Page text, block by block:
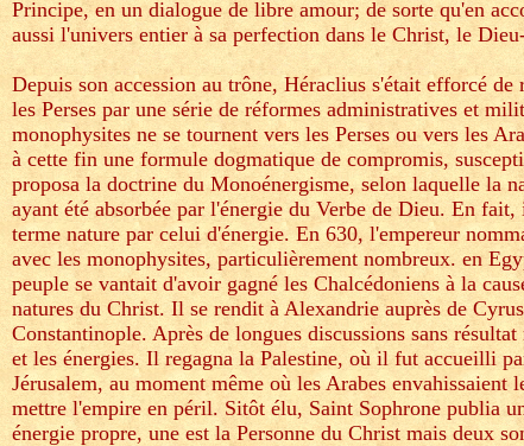
Principe, en un dialogue de libre amour; de sorte qu'en
aussi l'univers entier à sa perfection dans le Christ, le
Depuis son accession au trône, Héraclius s'était efforcé
les Perses par une série de réformes administratives et
monophysites ne se tournent vers les Perses ou vers les
à cette fin une formule dogmatique de compromis,
proposa la doctrine du Monoénergisme, selon laquelle la
ayant été absorbée par l'énergie du Verbe de Dieu. En
terme nature par celui d'énergie. En 630, l'empereur
avec les monophysites, particulièrement nombreux. en
peuple se vantait d'avoir gagné les Chalcédoniens à la
natures du Christ. Il se rendit à Alexandrie auprès de
Constantinople. Après de longues discussions sans
et les énergies. Il regagna la Palestine, où il fut accueilli
Jérusalem, au moment même où les Arabes
mettre l'empire en péril. Sitôt élu, Saint Sophrone publia
énergie propre, une est la Personne du Christ mais deux